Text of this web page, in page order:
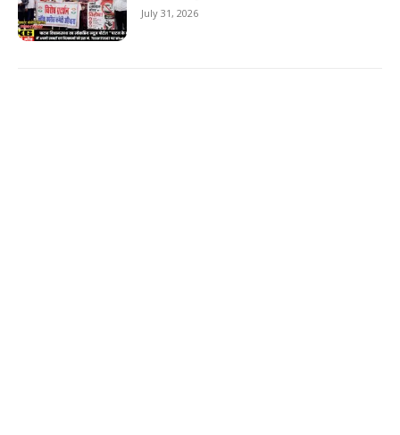
July 31, 2026